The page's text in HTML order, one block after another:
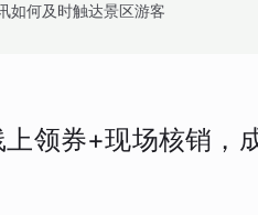
如何及时触达景区游客
领券+现场核销，